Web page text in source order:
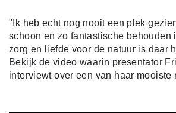
"Ik heb echt nog nooit een plek
schoon en zo fantastische behouden
zorg en liefde voor de natuur is daar
Bekijk de video waarin presentator
interviewt over een van haar mooiste